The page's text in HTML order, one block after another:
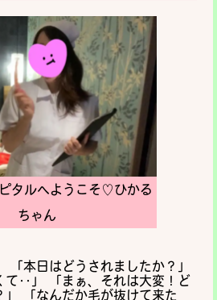
タルへようこそ♡ひかる
ちゃん
「本日はどうされましたか？」
て‥」 「まぁ、それは大変！ど
」 「なんだか毛が抜けて来た